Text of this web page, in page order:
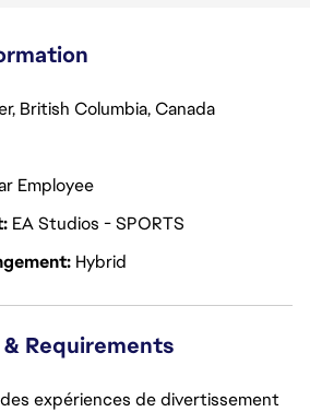
British Columbia, Canada
Employee
EA Studios - SPORTS
Hybrid
Requirements
expériences de divertissement